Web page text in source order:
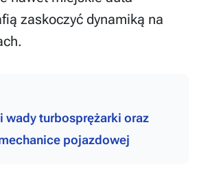
zaskoczyć dynamiką na
wady turbosprężarki oraz
pojazdowej